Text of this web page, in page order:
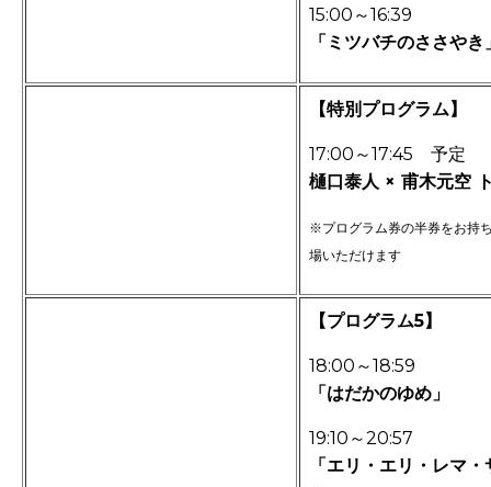
15:00～16:39
「ミツバチのささやき
【特別プログラム】
17:00～17:45 予定
樋口泰人 × 甫木元空
※プログラム券の半券をお持
場いただけます
【プログラム5】
18:00～18:59
「はだかのゆめ」
19:10～20:57
「エリ・エリ・レマ